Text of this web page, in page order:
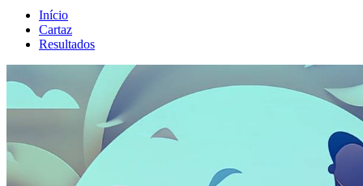
Início
Cartaz
Resultados